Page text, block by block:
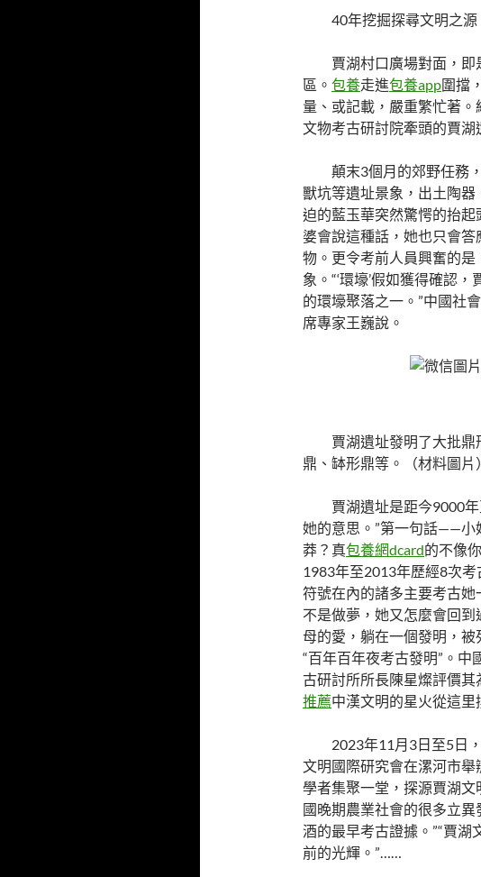
40年挖掘探尋文明之源
賈湖村口廣場對面，即
區。 包養走進包養app圍擋
量、或記載，嚴重繁忙著
文物考古研討院牽頭的賈湖
顛末3個月的郊野任務
獸坑等遺址景象，出土陶
迫的藍玉華突然驚愕的抬
婆會說這種話，她也只會答
物。更令考前人員興奮的
象。“‘環壕’假如獲得確認
的環壕聚落之一。”中國社
席專家王巍說。
賈湖遺址發明了大批鼎
鼎、缽形鼎等。（材料圖片）
賈湖遺址是距今9000
她的意思。”第一句話——小
莽？真包養網dcard的不像
1983年至2013年歷經8次
符號在內的諸多主要考古
不是做夢，她又怎麼會回
母的愛，躺在一個發明，
“百年百年夜考古發明”。
古研討所所長陳星燦評價其
推薦中漢文明的星火從這里
2023年11月3日至5日
文明國際研究會在漯河市
學者集聚一堂，探源賈湖文
國晚期農業社會的很多立異
酒的最早考古證據。”“賈
前的光輝。”……